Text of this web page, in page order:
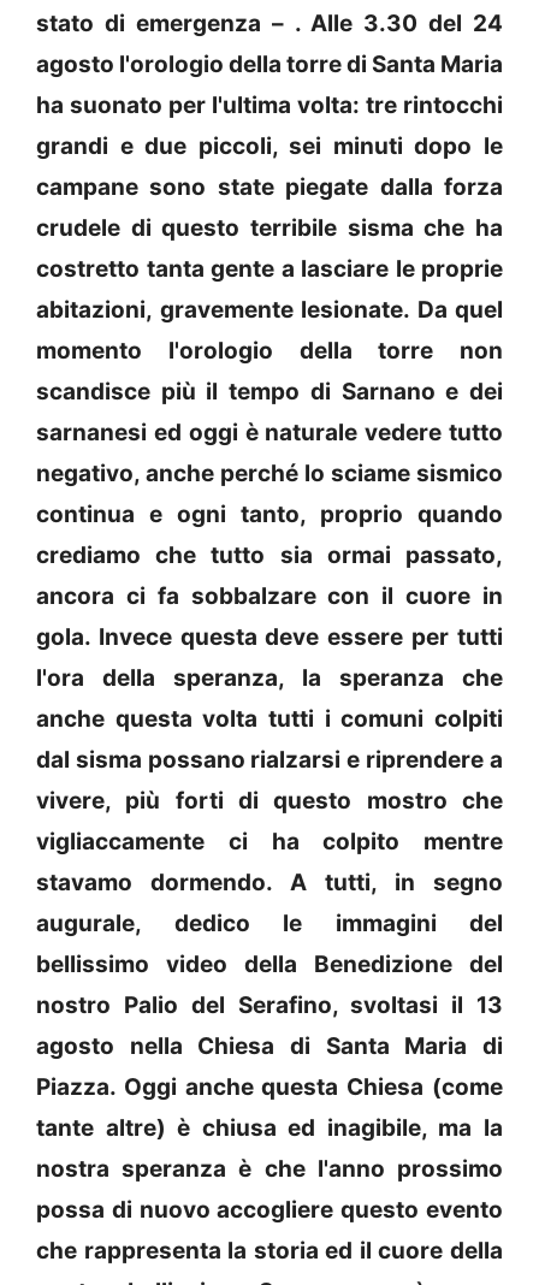
stato di emergenza – . Alle 3.30 del 24
agosto l'orologio della torre di Santa Maria
ha suonato per l'ultima volta: tre rintocchi
grandi e due piccoli, sei minuti dopo le
campane sono state piegate dalla forza
crudele di questo terribile sisma che ha
costretto tanta gente a lasciare le proprie
abitazioni, gravemente lesionate. Da quel
momento l'orologio della torre non
scandisce più il tempo di Sarnano e dei
sarnanesi ed oggi è naturale vedere tutto
negativo, anche perché lo sciame sismico
continua e ogni tanto, proprio quando
crediamo che tutto sia ormai passato,
ancora ci fa sobbalzare con il cuore in
gola. Invece questa deve essere per tutti
l'ora della speranza, la speranza che
anche questa volta tutti i comuni colpiti
dal sisma possano rialzarsi e riprendere a
vivere, più forti di questo mostro che
vigliaccamente ci ha colpito mentre
stavamo dormendo. A tutti, in segno
augurale, dedico le immagini del
bellissimo video della Benedizione del
nostro Palio del Serafino, svoltasi il 13
agosto nella Chiesa di Santa Maria di
Piazza. Oggi anche questa Chiesa (come
tante altre) è chiusa ed inagibile, ma la
nostra speranza è che l'anno prossimo
possa di nuovo accogliere questo evento
che rappresenta la storia ed il cuore della